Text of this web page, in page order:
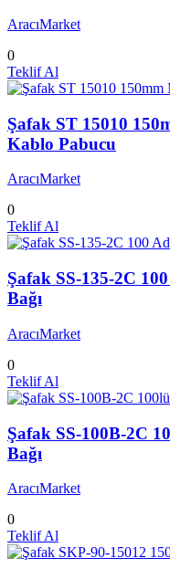
AracıMarket
0
Teklif Al
Şafak ST 15010
Kablo Pabucu
AracıMarket
0
Teklif Al
Şafak SS-135-2C
Bağı
AracıMarket
0
Teklif Al
Şafak SS-100B-2C
Bağı
AracıMarket
0
Teklif Al